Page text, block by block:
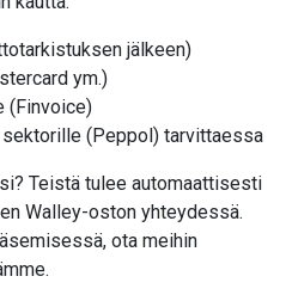
jälkeen)
ym.)
(Finvoice)
(Peppol) tarvittaessa
Teistä tulee automaattisesti
Walley-oston yhteydessä.
ota meihin